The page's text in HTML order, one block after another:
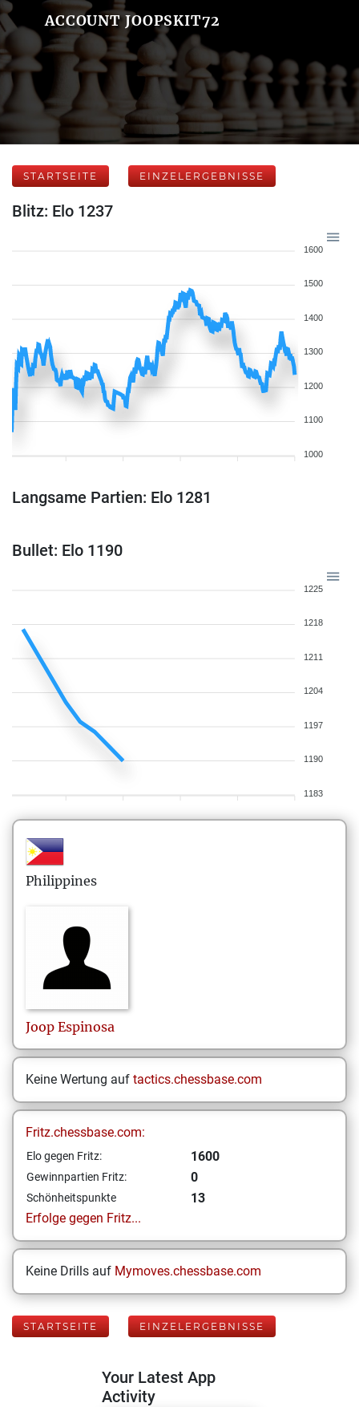
ACCOUNT JOOPSKIT72
STARTSEITE EINZELERGEBNISSE
Blitz: Elo 1237
1600
1500
1400
1300
1200
1100
1000
Langsame Partien: Elo 1281
Bullet: Elo 1190
1225
1218
1211
1204
1197
1190
1183
Philippines
Joop Espinosa
Keine Wertung auf tactics.chessbase.com
Fritz.chessbase.com:
Elo gegen Fritz: 1600
Gewinnpartien Fritz: 0
Schönheitspunkte
13
Erfolge gegen Fritz...
Keine Drills auf Mymoves.chessbase.com
STARTSEITE EINZELERGEBNISSE
Your Latest App
Activity